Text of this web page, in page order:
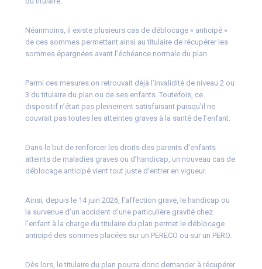
Néanmoins, il existe plusieurs cas de déblocage « anticipé »
de ces sommes permettant ainsi au titulaire de récupérer les
sommes épargnées avant l’échéance normale du plan.
Parmi ces mesures on retrouvait déjà l’invalidité de niveau 2 ou
3 du titulaire du plan ou de ses enfants. Toutefois, ce
dispositif n’était pas pleinement satisfaisant puisqu’il ne
couvrait pas toutes les atteintes graves à la santé de l’enfant.
Dans le but de renforcer les droits des parents d’enfants
atteints de maladies graves ou d’handicap, un nouveau cas de
déblocage anticipé vient tout juste d’entrer en vigueur.
Ainsi, depuis le 14 juin 2026, l’affection grave, le handicap ou
la survenue d’un accident d’une particulière gravité chez
l’enfant à la charge du titulaire du plan permet le déblocage
anticipé des sommes placées sur un PERECO ou sur un PERO.
Dès lors, le titulaire du plan pourra donc demander à récupérer